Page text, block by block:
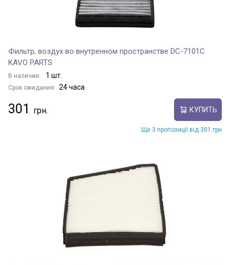
Фильтр, воздух во внутренном пространстве DC-7101C
KAVO PARTS
В наличии: 1 шт.
Срок ожидания: 24 часа
301 КУПИТЬ
Ще 3 пропозиції від 301 грн